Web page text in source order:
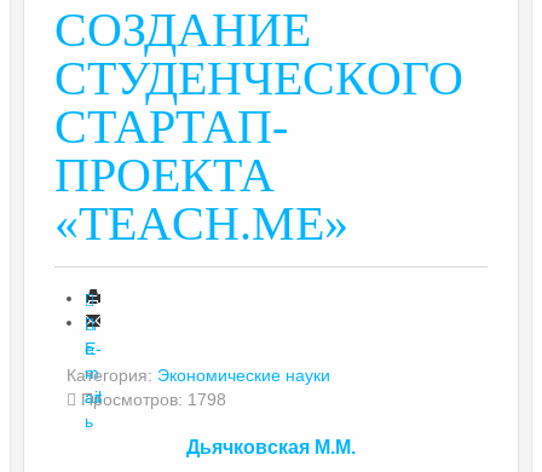
СОЗДАНИЕ
СТУДЕНЧЕСКОГО
СТАРТАП-
ПРОЕКТА
«TEACH.ME»
П
е
ч
ат
ь
E-
m
ail
Категория: Экономические науки
Просмотров: 1798
Дьячковская М.М.